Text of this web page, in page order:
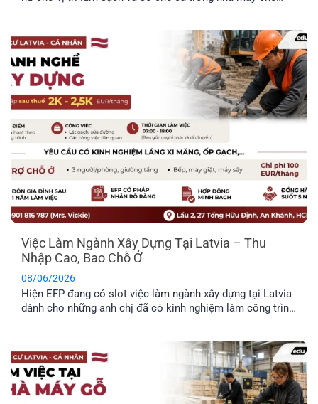
chỗ ở. Đây là công việc rất [...]
Việc Làm Ngành Xây Dựng Tại Latvia – Thu
Nhập Cao, Bao Chỗ Ở
08/06/2026
Hiện EFP đang có slot việc làm ngành xây dựng tại Latvia
dành cho những anh chị đã có kinh nghiệm làm công trình
Trong bài viết dưới đây, anh [...]